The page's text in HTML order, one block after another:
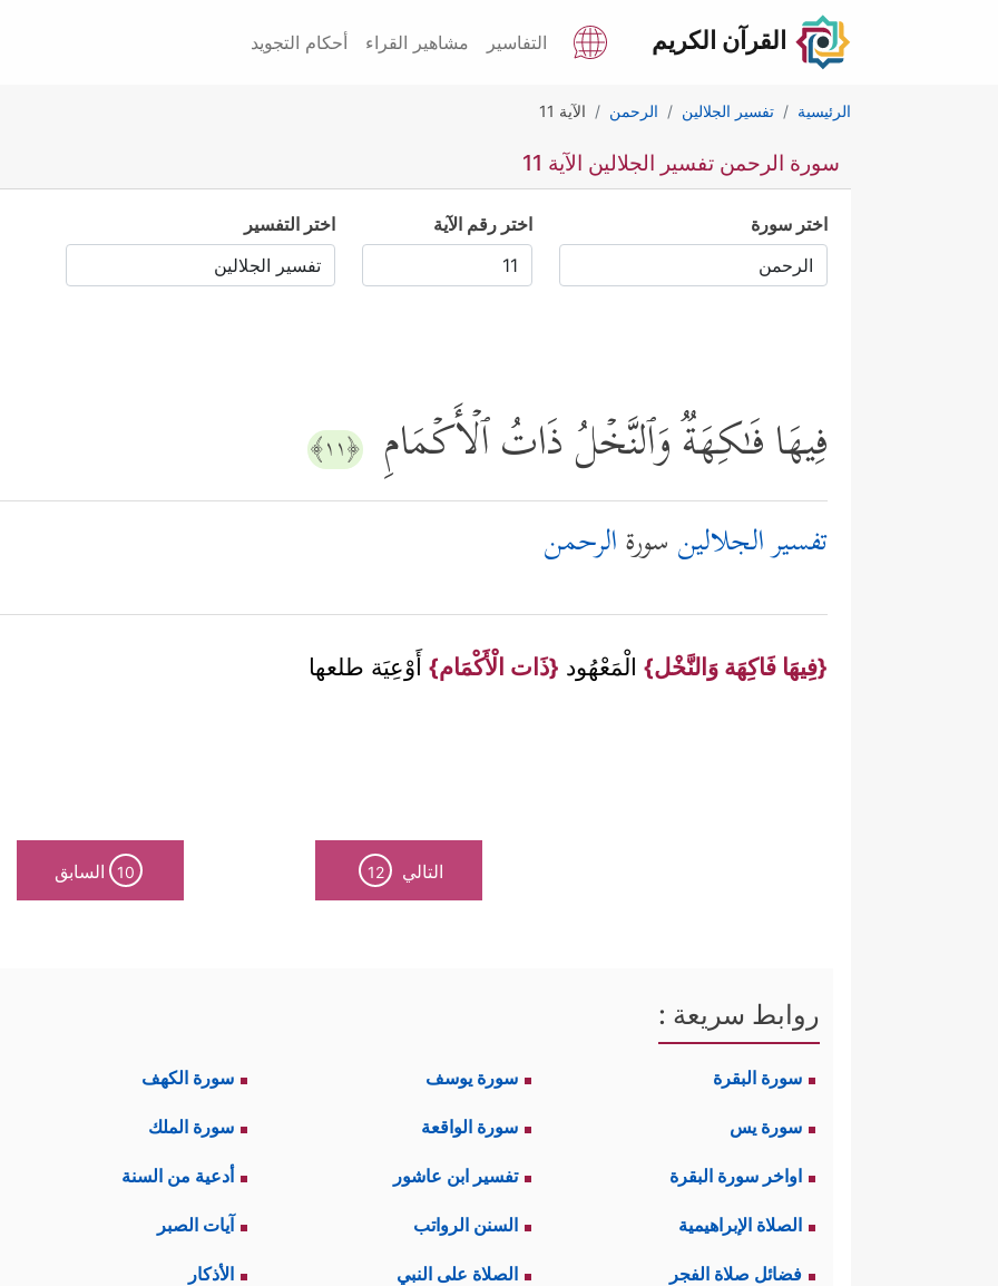
القرآن الكريم التفاسير مشاهير القراء أحكام التجويد
الرئيسية تفسير الجلالين الرحمن الآية 11
سورة الرحمن تفسير الجلالين الآية 11
اختر سورة اختر رقم الآية اختر التفسير
فِیهَا فَـٰكِهَةࣱ وَٱلنَّخۡلُ ذَاتُ ٱلۡأَكۡمَامِ ﴿١١﴾
تفسير الجلالين سورةالرحمن
{فِيهَا فَاكِهَة وَالنَّخْل} الْمَعْهُود {ذَات الْأَكْمَام} أَوْعِيَة طلعها
التالي 12
10 السابق
روابط سريعة :
سورة البقرة سورة يوسف سورة الكهف
سورة يس سورة الواقعة سورة الملك
اواخر سورة البقرة تفسير ابن عاشور أدعية من السنة
الصلاة الإبراهيمية السنن الرواتب آيات الصبر
فضائل صلاة الفجر الصلاة على النبي الأذكار